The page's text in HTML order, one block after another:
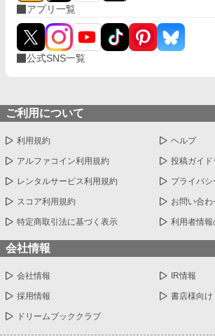
アプリ一覧
公式SNS一覧
ご利用について
利用規約 ヘルプ
アルファコイン利用規約 投稿ガイド
レンタルサービス利用規約 プライバ
スコア利用規約 お問い合わ
特定商取引法に基づく表示 利用者情報
会社情報
会社情報 IR情報
採用情報 書店様向け
ドリームブッククラブ